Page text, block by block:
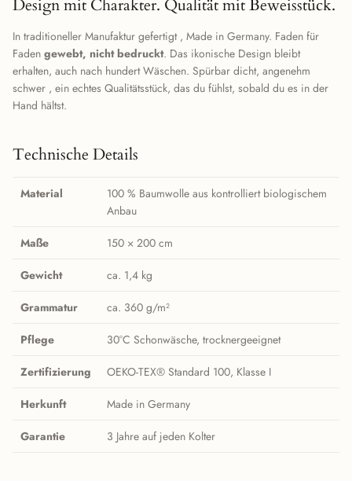
Design mit Charakter. Qualität mit Beweisstück.
In traditioneller Manufaktur gefertigt , Made in Germany. Faden für
Faden gewebt, nicht bedruckt. Das ikonische Design bleibt
erhalten, auch nach hundert Wäschen. Spürbar dicht, angenehm
schwer , ein echtes Qualitätsstück, das du fühlst, sobald du es in der
Hand hältst.
Technische Details
Material
100 % Baumwolle aus kontrolliert biologischem
Anbau
Maße 150 × 200 cm
Gewicht ca. 1,4 kg
Grammatur ca. 360 g/m²
Pflege 30°C Schonwäsche, trocknergeeignet
Zertifizierung OEKO-TEX® Standard 100, Klasse I
Herkunft Made in Germany
Garantie 3 Jahre auf jeden Kolter